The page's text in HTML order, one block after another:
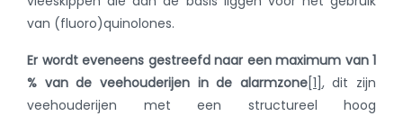
van (fluoro)quinolones.
Er wordt eveneens gestreefd naar een maximum van 1
% van de veehouderijen in de alarmzone[1], dit zijn
veehouderijen met een structureel hoog